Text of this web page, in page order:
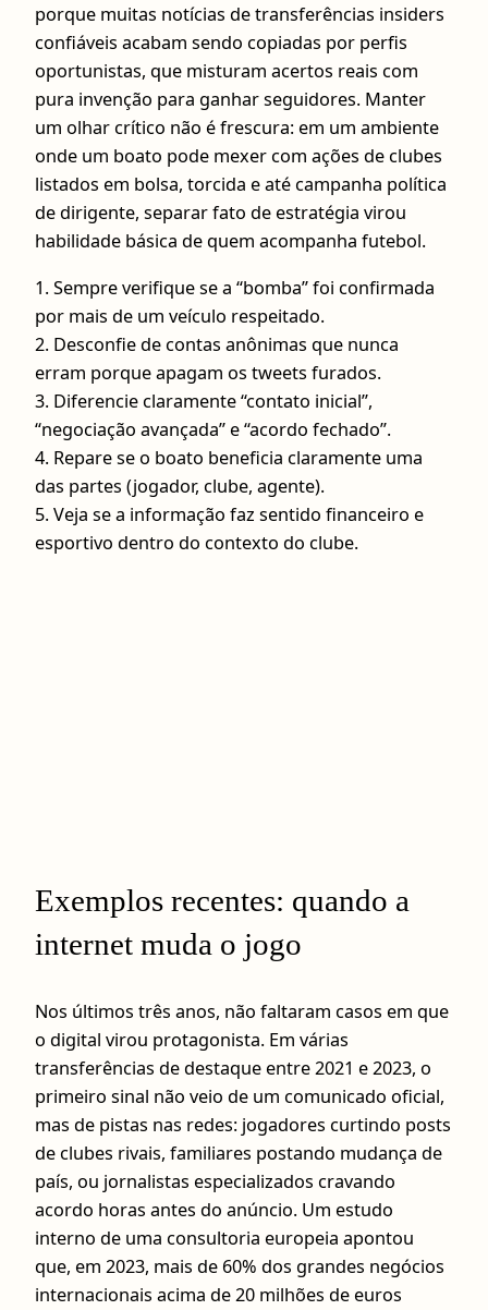
porque muitas notícias de transferências insiders
confiáveis acabam sendo copiadas por perfis
oportunistas, que misturam acertos reais com
pura invenção para ganhar seguidores. Manter
um olhar crítico não é frescura: em um ambiente
onde um boato pode mexer com ações de clubes
listados em bolsa, torcida e até campanha política
de dirigente, separar fato de estratégia virou
habilidade básica de quem acompanha futebol.
1. Sempre verifique se a “bomba” foi confirmada
por mais de um veículo respeitado.
2. Desconfie de contas anônimas que nunca
erram porque apagam os tweets furados.
3. Diferencie claramente “contato inicial”,
“negociação avançada” e “acordo fechado”.
4. Repare se o boato beneficia claramente uma
das partes (jogador, clube, agente).
5. Veja se a informação faz sentido financeiro e
esportivo dentro do contexto do clube.
Exemplos recentes: quando a
internet muda o jogo
Nos últimos três anos, não faltaram casos em que
o digital virou protagonista. Em várias
transferências de destaque entre 2021 e 2023, o
primeiro sinal não veio de um comunicado oficial,
mas de pistas nas redes: jogadores curtindo posts
de clubes rivais, familiares postando mudança de
país, ou jornalistas especializados cravando
acordo horas antes do anúncio. Um estudo
interno de uma consultoria europeia apontou
que, em 2023, mais de 60% dos grandes negócios
internacionais acima de 20 milhões de euros